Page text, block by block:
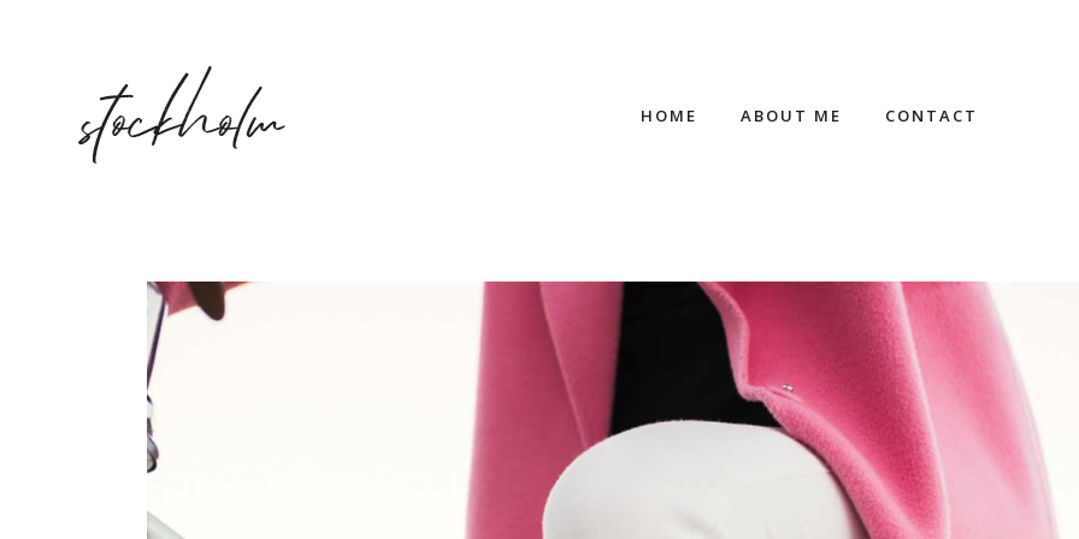
HOME ABOUT ME CONTACT